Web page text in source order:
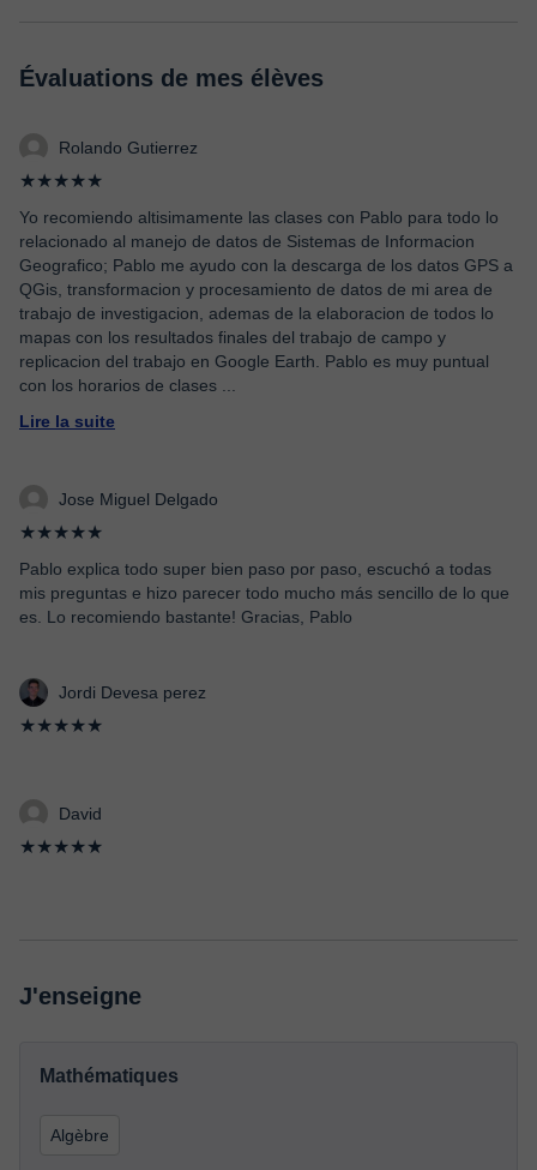
Évaluations de mes élèves
Rolando Gutierrez
★★★★★
Yo recomiendo altisimamente las clases con Pablo para todo lo
relacionado al manejo de datos de Sistemas de Informacion
Geografico; Pablo me ayudo con la descarga de los datos GPS a
QGis, transformacion y procesamiento de datos de mi area de
trabajo de investigacion, ademas de la elaboracion de todos lo
mapas con los resultados finales del trabajo de campo y
replicacion del trabajo en Google Earth. Pablo es muy puntual
con los horarios de clases
Lire la suite
Jose Miguel Delgado
★★★★★
Pablo explica todo super bien paso por paso, escuchó a todas
mis preguntas e hizo parecer todo mucho más sencillo de lo que
es. Lo recomiendo bastante! Gracias, Pablo
Jordi Devesa perez
★★★★★
David
★★★★★
J'enseigne
Mathématiques
Algèbre